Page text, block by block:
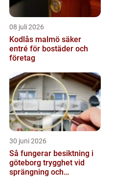
08 juli 2026
Kodlås malmö säker
entré för bostäder och
företag
30 juni 2026
Så fungerar besiktning i
göteborg trygghet vid
sprängning och